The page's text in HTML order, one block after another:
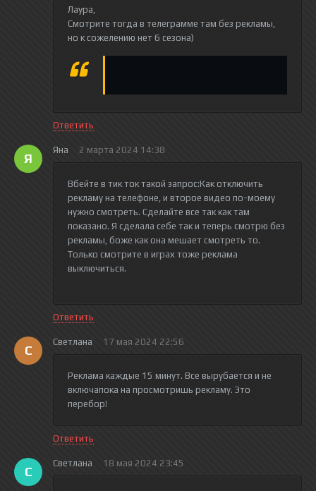
Лаура,
Смотрите тогда в телеграмме там без рекламы,
но к сожелению нет 6 сезона)
Ответить
Я
Яна 2 марта 2024 14:38
Вбейте в тик ток такой запрос:Как отключить
рекламу на телефоне, и второе видео по-моему
нужно смотреть. Сделайте все так как там
показано. Я сделала себе так и теперь смотрю без
рекламы, боже как она мешает смотреть то.
Только смотрите в играх тоже реклама
выключиться.
Ответить
С
Светлана 17 мая 2024 22:56
Реклама каждые 15 минут. Все вырубается и не
включапока на просмотришь рекламу. Это
перебор!
Ответить
С
Светлана 18 мая 2024 23:45